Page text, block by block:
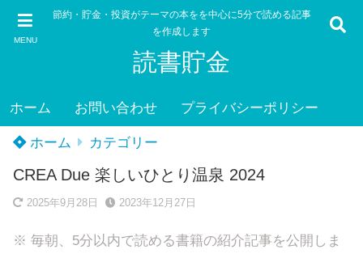
MENU
節約・貯金・投資がテーマの本をを中心に5分で読める記事
を作成します
読書貯金
ホーム お問い合わせ プライバシーポリシー
ホーム カテゴリー
CREA Due 楽しいひとり温泉 2024
2025年9月28日 2023年12月27日
※ 毎朝、5分以内で読める書籍の紹介記事を公開しま